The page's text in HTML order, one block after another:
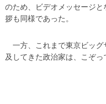
のため、ビデオメッセージ
拶も同様であった。
一方、これまで東京ビッグ
及してきた政治家は、こぞっ